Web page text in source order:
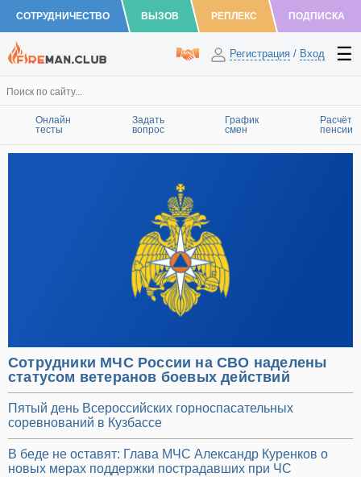
СОТРУДНИЧЕСТВО ВЫЗОВ РЕПЛЕКС ПОДПИСКА
Регистрация / Вход
Онлайн
тесты
Задать
вопрос
График
смен
Расчёт
пенсии
Сотрудники МЧС России на СВО наделены
статусом ветеранов боевых действий
Пятый день Всероссийских горноспасательных
соревнований в Кузбассе
В беде не оставят: Глава МЧС Александр Куренков о
новых мерах поддержки пострадавших при ЧС